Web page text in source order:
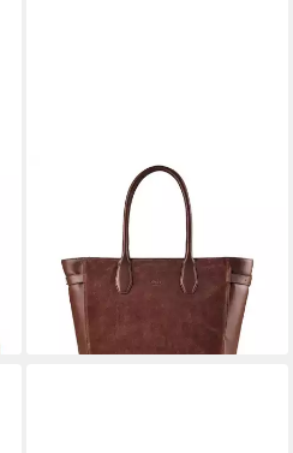
Shopper Anitha, Leder
UVP 260,00 €
-24%
lieferbar - in 2-3 Werktagen bei dir